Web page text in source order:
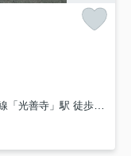
光善寺」駅 徒歩11分